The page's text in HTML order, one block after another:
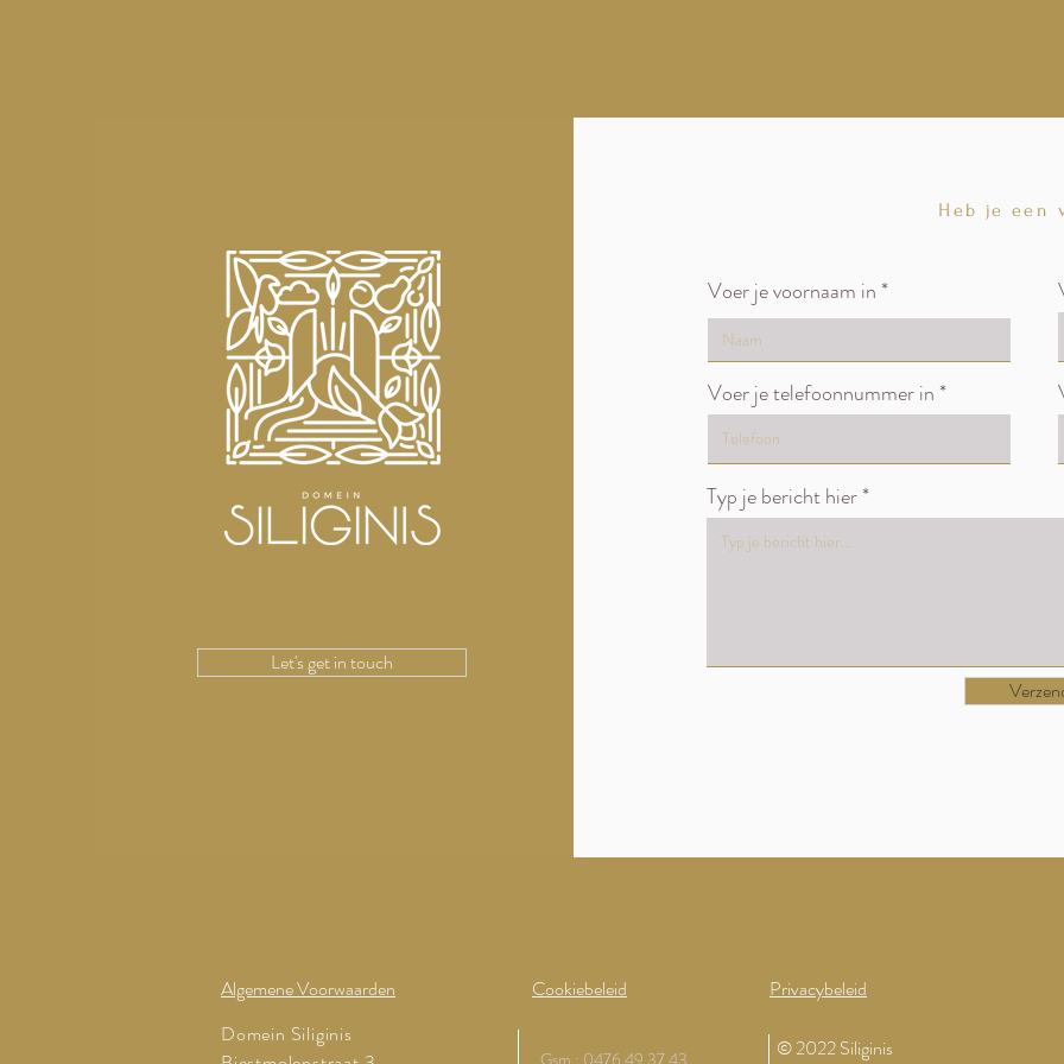
Let's get in touch
Heb je een
Voer je voornaam in
Voer je telefoonnummer in
Typ je bericht hier
Algemene Voorwaarden
Cookiebeleid
Domein Siliginis
Gsm : 0476 49 37 43
Privacybeleid
© 2022 Siliginis